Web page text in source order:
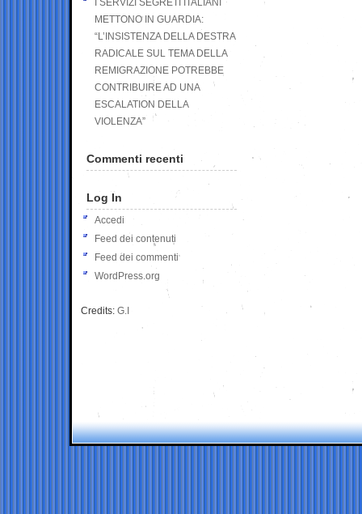
I SERVIZI SEGRETI ITALIANI
METTONO IN GUARDIA:
“L’INSISTENZA DELLA DESTRA
RADICALE SUL TEMA DELLA
REMIGRAZIONE POTREBBE
CONTRIBUIRE AD UNA
ESCALATION DELLA
VIOLENZA”
Commenti recenti
Log In
Accedi
Feed dei contenuti
Feed dei commenti
WordPress.org
Credits: G.I